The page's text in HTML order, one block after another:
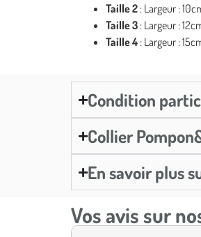
Taille 2 : Largeur :
Taille 3 : Largeur :
Taille 4 : Largeur :
Condition
Collier
En savoir plus
Vos avis sur